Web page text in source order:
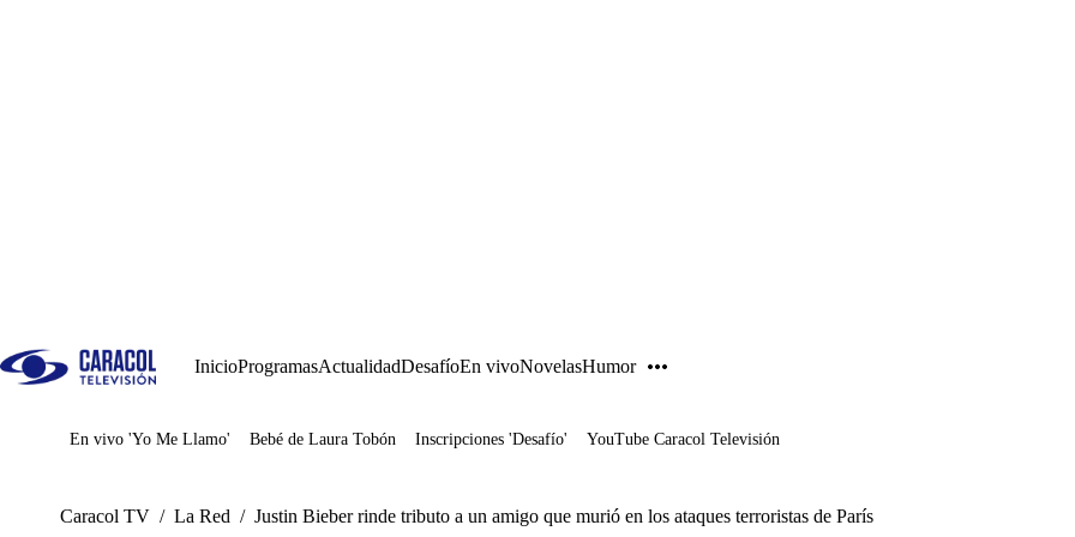
InicioProgramasActualidadDesafíoEn vivoNovelasHumor
Juegos
En vivo 'Yo Me Llamo' Bebé de Laura Tobón Inscripciones 'Desafío' YouTube Caracol Televisión
Caracol TV / La Red / Justin Bieber rinde tributo a un amigo que murió en los ataques terroristas de París